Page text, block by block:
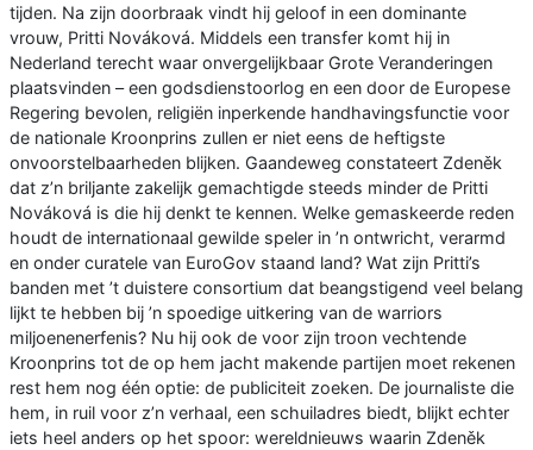
tijden. Na zijn doorbraak vindt hij geloof in een dominante
vrouw, Pritti Nováková. Middels een transfer komt hij in
Nederland terecht waar onvergelijkbaar Grote Veranderingen
plaatsvinden – een godsdienstoorlog en een door de Europese
Regering bevolen, religiën inperkende handhavingsfunctie voor
de nationale Kroonprins zullen er niet eens de heftigste
onvoorstelbaarheden blijken. Gaandeweg constateert Zdeněk
dat z’n briljante zakelijk gemachtigde steeds minder de Pritti
Nováková is die hij denkt te kennen. Welke gemaskeerde reden
houdt de internationaal gewilde speler in ’n ontwricht, verarmd
en onder curatele van EuroGov staand land? Wat zijn Pritti’s
banden met ’t duistere consortium dat beangstigend veel belang
lijkt te hebben bij ’n spoedige uitkering van de warriors
miljoenenerfenis? Nu hij ook de voor zijn troon vechtende
Kroonprins tot de op hem jacht makende partijen moet rekenen
rest hem nog één optie: de publiciteit zoeken. De journaliste die
hem, in ruil voor z’n verhaal, een schuiladres biedt, blijkt echter
iets heel anders op het spoor: wereldnieuws waarin Zdeněk